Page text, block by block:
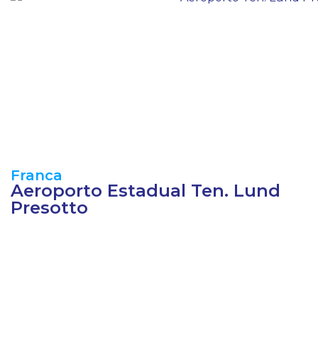
Franca
Aeroporto Estadual Ten. Lund
Presotto